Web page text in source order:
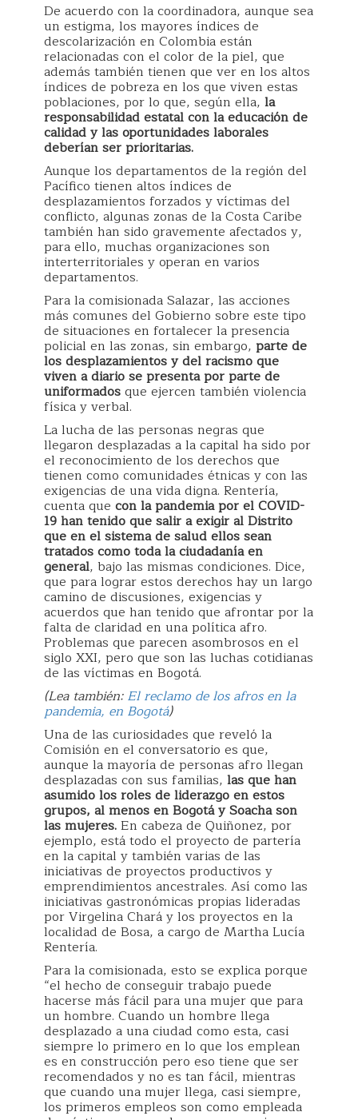
De acuerdo con la coordinadora, aunque sea
un estigma, los mayores índices de
descolarización en Colombia están
relacionadas con el color de la piel, que
además también tienen que ver en los altos
índices de pobreza en los que viven estas
poblaciones, por lo que, según ella, la
responsabilidad estatal con la educación de
calidad y las oportunidades laborales
deberían ser prioritarias.
Aunque los departamentos de la región del
Pacífico tienen altos índices de
desplazamientos forzados y víctimas del
conflicto, algunas zonas de la Costa Caribe
también han sido gravemente afectados y,
para ello, muchas organizaciones son
interterritoriales y operan en varios
departamentos.
Para la comisionada Salazar, las acciones
más comunes del Gobierno sobre este tipo
de situaciones en fortalecer la presencia
policial en las zonas, sin embargo, parte de
los desplazamientos y del racismo que
viven a diario se presenta por parte de
uniformadosque ejercen también violencia
física y verbal.
La lucha de las personas negras que
llegaron desplazadas a la capital ha sido por
el reconocimiento de los derechos que
tienen como comunidades étnicas y con las
exigencias de una vida digna. Rentería,
cuenta que con la pandemia por el COVID-
19 han tenido que salir a exigir al Distrito
que en el sistema de salud ellos sean
tratados como toda la ciudadanía en
general, bajo las mismas condiciones. Dice,
que para lograr estos derechos hay un largo
camino de discusiones, exigencias y
acuerdos que han tenido que afrontar por la
falta de claridad en una política afro.
Problemas que parecen asombrosos en el
siglo XXI, pero que son las luchas cotidianas
de las víctimas en Bogotá.
(Lea también:El reclamo de los afros en la
pandemia, en Bogotá)
Una de las curiosidades que reveló la
Comisión en el conversatorio es que,
aunque la mayoría de personas afro llegan
desplazadas con sus familias, las que han
asumido los roles de liderazgo en estos
grupos, al menos en Bogotá y Soacha son
las mujeres.En cabeza de Quiñonez, por
ejemplo, está todo el proyecto de partería
en la capital y también varias de las
iniciativas de proyectos productivos y
emprendimientos ancestrales. Así como las
iniciativas gastronómicas propias lideradas
por Virgelina Chará y los proyectos en la
localidad de Bosa, a cargo de Martha Lucía
Rentería.
Para la comisionada, esto se explica porque
“el hecho de conseguir trabajo puede
hacerse más fácil para una mujer que para
un hombre. Cuando un hombre llega
desplazado a una ciudad como esta, casi
siempre lo primero en lo que los emplean
es en construcción pero eso tiene que ser
recomendados y no es tan fácil, mientras
que cuando una mujer llega, casi siempre,
los primeros empleos son como empleada